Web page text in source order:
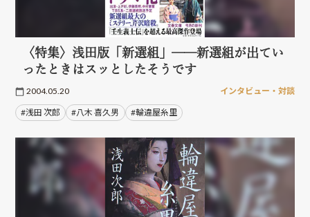
〈特集〉浅田版「新選組」──新選組が出てい
ったときはスッとしたそうです
2004.05.20 インタビュー・対談
#浅田 次郎 #八木 喜久男 #輪違屋糸里